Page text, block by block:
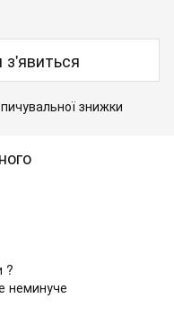
знижки
?
неминуче